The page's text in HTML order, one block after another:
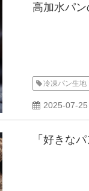
高加水パ
冷凍パン生地
2025-07-25
「好きな